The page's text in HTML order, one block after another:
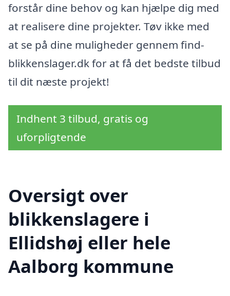
forstår dine behov og kan hjælpe dig med
at realisere dine projekter. Tøv ikke med
at se på dine muligheder gennem find-
blikkenslager.dk for at få det bedste tilbud
til dit næste projekt!
Indhent 3 tilbud, gratis og
uforpligtende
Oversigt over
blikkenslagere i
Ellidshøj eller hele
Aalborg kommune